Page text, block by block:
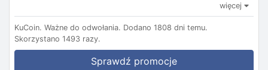
więcej
KuCoin. Ważne do odwołania. Dodano 1808 dni temu.
Skorzystano 1493 razy.
Sprawdź promocje